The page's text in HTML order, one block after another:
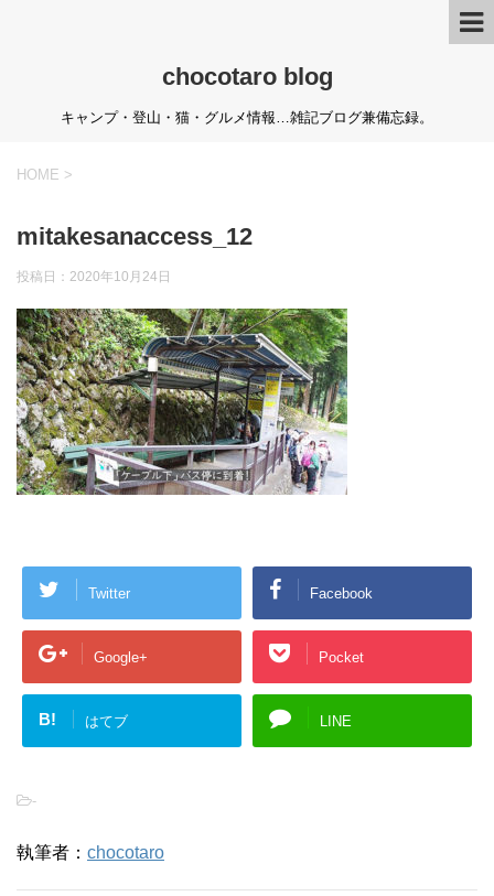
chocotaro blog
キャンプ・登山・猫・グルメ情報…雑記ブログ兼備忘録。
HOME >
mitakesanaccess_12
投稿日： 2020年10月24日
Twitter Facebook
Google+ Pocket
B! はてブ LINE
-
執筆者： chocotaro